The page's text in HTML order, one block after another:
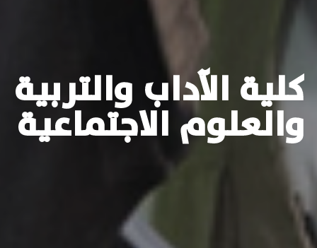
كلية الآداب والتربية
والعلوم الاجتماعية